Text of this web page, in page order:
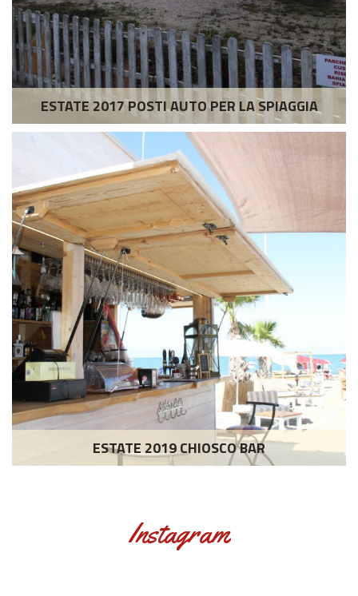
ESTATE 2017 POSTI AUTO PER LA SPIAGGIA
ESTATE 2019 CHIOSCO BAR
Instagram